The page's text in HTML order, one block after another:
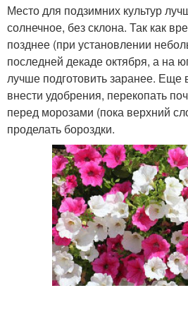
Место для подзимних культур
солнечное, без склона. Так как
позднее (при установлении
последней декаде октября, а на
лучше подготовить заранее. Еще
внести удобрения, перекопать
перед морозами (пока верхний
проделать бороздки.